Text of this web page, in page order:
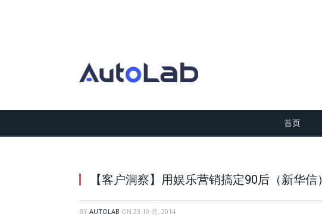
首页
【客户洞察】用娱乐营销搞定90后（新华信）
BY AUTOLAB ON 23 10 月, 2014